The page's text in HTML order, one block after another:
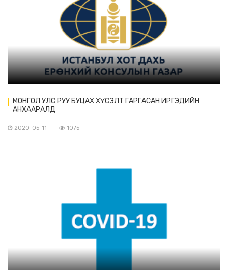
МОНГОЛ УЛС РУУ БУЦАХ ХҮСЭЛТ ГАРГАСАН ИРГЭДИЙН
АНХААРАЛД
2020-05-11 1075